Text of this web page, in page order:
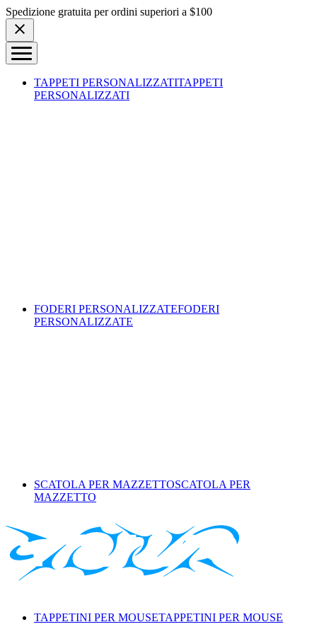
Skip to content
Spedizione gratuita per ordini superiori a $100
TAPPETI PERSONALIZZATITAPPETI
PERSONALIZZATI
FODERI PERSONALIZZATEFODERI
PERSONALIZZATE
SCATOLA PER MAZZETTOSCATOLA PER
MAZZETTO
TAPPETINI PER MOUSETAPPETINI PER MOUSE